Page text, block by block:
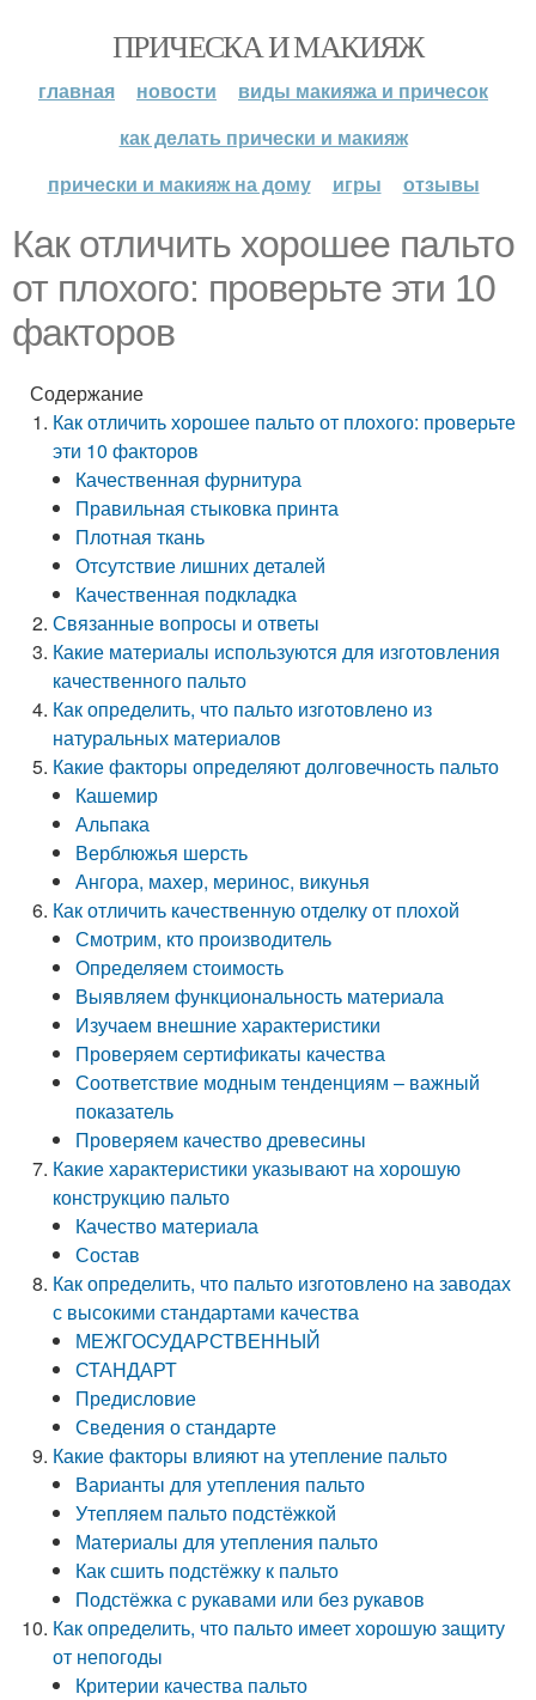
ПРИЧЕСКА И МАКИЯЖ
главная новости
виды макияжа и причесок
как делать прически и макияж
прически и макияж на дому
игры отзывы
Как отличить хорошее пальто
от плохого: проверьте эти 10
факторов
Содержание
Как отличить хорошее пальто от плохого: проверьте
эти 10 факторов
Качественная фурнитура
Правильная стыковка принта
Плотная ткань
Отсутствие лишних деталей
Качественная подкладка
Связанные вопросы и ответы
Какие материалы используются для изготовления
качественного пальто
Как определить, что пальто изготовлено из
натуральных материалов
Какие факторы определяют долговечность пальто
Кашемир
Альпака
Верблюжья шерсть
Ангора, махер, меринос, викунья
Как отличить качественную отделку от плохой
Смотрим, кто производитель
Определяем стоимость
Выявляем функциональность материала
Изучаем внешние характеристики
Проверяем сертификаты качества
Соответствие модным тенденциям – важный
показатель
Проверяем качество древесины
Какие характеристики указывают на хорошую
конструкцию пальто
Качество материала
Состав
Как определить, что пальто изготовлено на заводах
с высокими стандартами качества
МЕЖГОСУДАРСТВЕННЫЙ
СТАНДАРТ
Предисловие
Сведения о стандарте
Какие факторы влияют на утепление пальто
Варианты для утепления пальто
Утепляем пальто подстёжкой
Материалы для утепления пальто
Как сшить подстёжку к пальто
Подстёжка с рукавами или без рукавов
Как определить, что пальто имеет хорошую защиту
от непогоды
Критерии качества пальто